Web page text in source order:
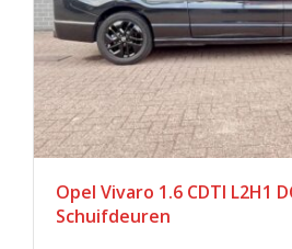
Opel Vivaro 1.6 CDTI L2H1
Schuifdeuren